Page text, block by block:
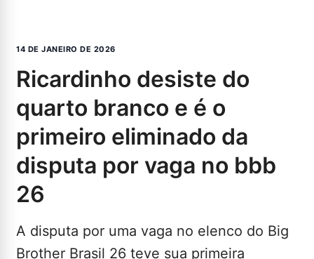
14 DE JANEIRO DE 2026
ricardinho desiste do
quarto branco e é o
primeiro eliminado da
disputa por vaga no bbb
26
A disputa por uma vaga no elenco do Big
Brother Brasil 26 teve sua primeira